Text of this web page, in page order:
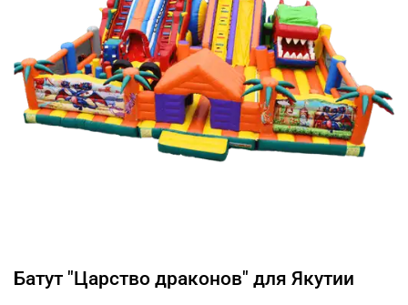
Батут "Царство драконов" для Якутии